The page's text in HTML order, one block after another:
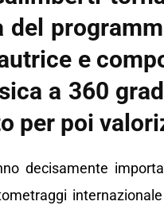
del
e
a 360
per poi
decisamente
internazionale